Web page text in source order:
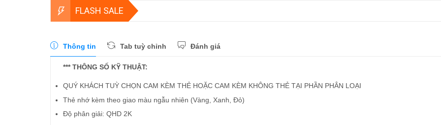
FLASH SALE
Thông tin Tab tuỳ chỉnh Đánh giá
*** THÔNG SỐ KỸ THUẬT:
QUÝ KHÁCH TUỲ CHỌN CAM KÈM THẺ HOẶC CAM KÈM KHÔNG THẺ TẠI PHẦN PHÂN LOẠI
Thẻ nhớ kèm theo giao màu ngẫu nhiên (Vàng, Xanh, Đỏ)
Độ phân giải: QHD 2K